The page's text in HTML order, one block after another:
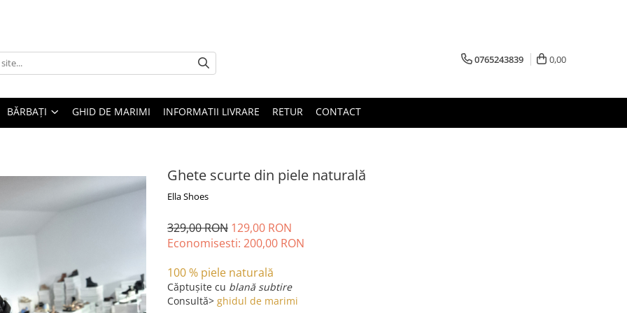
0765243839 0,00
BĂRBAȚI GHID DE MARIMI INFORMATII LIVRARE RETUR CONTACT
Ghete scurte din piele naturală
Ella Shoes
329,00 RON 129,00 RON
Economisesti: 200,00 RON
100 % piele naturală
Căptușite cu blană subtire
Consultă> ghidul de marimi